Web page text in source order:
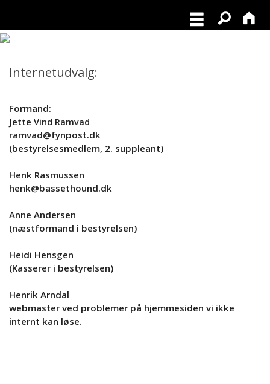
Internetudvalg:
Formand:
Jette Vind Ramvad
ramvad@fynpost.dk
(bestyrelsesmedlem, 2. suppleant)
Henk Rasmussen
henk@bassethound.dk
Anne Andersen
(næstformand i bestyrelsen)
Heidi Hensgen
(Kasserer i bestyrelsen)
Henrik Arndal
webmaster ved problemer på hjemmesiden vi ikke
internt kan løse.